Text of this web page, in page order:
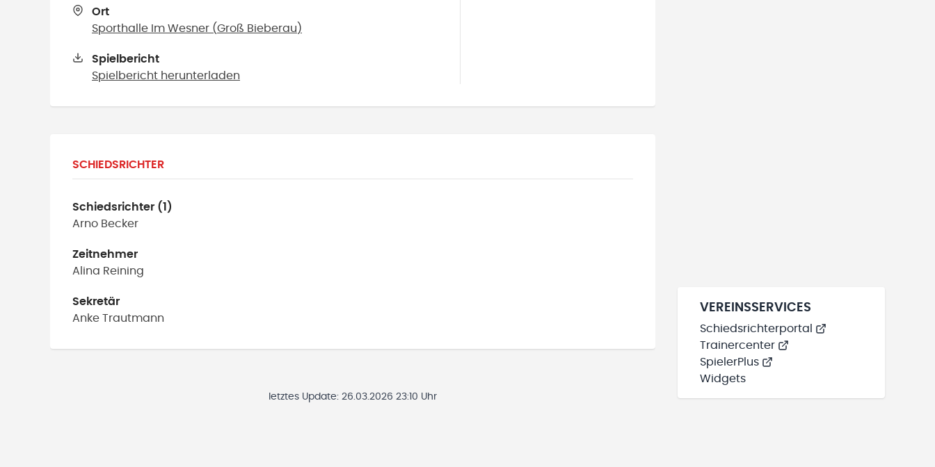
Ort
Sporthalle Im Wesner (Groß Bieberau )
Spielbericht
Spielbericht herunterladen
SCHIEDSRICHTER
Schiedsrichter (1)
Arno Becker
Zeitnehmer
Alina Reining
Sekretär
Anke Trautmann
letztes Update: 26.03.2026 23:10 Uhr
VEREINSSERVICES
Schiedsrichterportal
Trainercenter
SpielerPlus
Widgets